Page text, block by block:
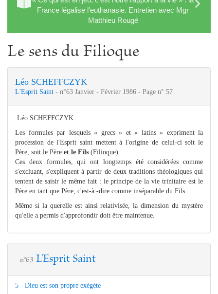
France légalise l'euthanasie. Entretien avec Mgr
Matthieu Rougé
Le sens du Filioque
Léo SCHEFFCZYK
L'Esprit Saint - n°63 Janvier - Février 1986 - Page n° 57
Léo SCHEFFCZYK
Les formules par lesquels « grecs » et « latins » expriment la
procession de l'Esprit saint mettent à l'origine de celui-ci soit le
Père, soit le Père et le Fils (Filioque).
Ces deux formules, qui ont longtemps été considérées comme
s'excluant, s'expliquent à partir de deux traditions théologiques qui
tentent de saisir le même fait : le principe de la vie trinitaire est le
Père en tant que Père, c'est-à -dire comme inséparable du Fils
Même si la querelle est ainsi relativisée, la dimension du mystère
qu'elle a permis d'approfondir doit être maintenue.
n°63 L'Esprit Saint
5 - Dieu est son propre exégète